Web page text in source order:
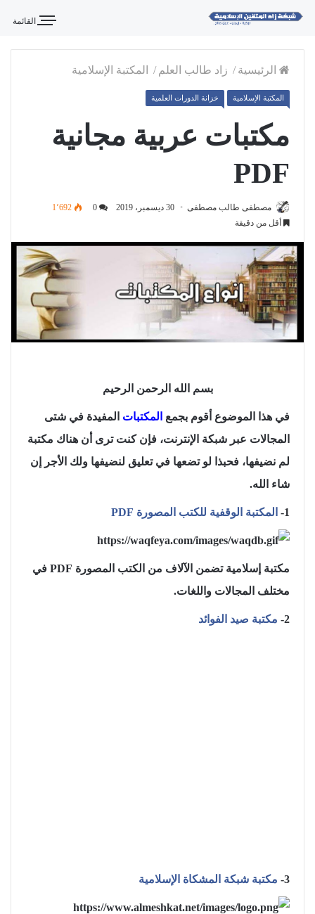
القائمة
الرئيسية / زاد طالب العلم / المكتبة الإسلامية
المكتبة الإسلامية خزانة الدورات العلمية
مكتبات عربية مجانية
PDF
مصطفى طالب مصطفى 30 ديسمبر، 2019
1٬692
أقل من دقيقة
بسم الله الرحمن الرحيم
في هذا الموضوع أقوم بجمع المكتبات المفيدة في شتى
المجالات عبر شبكة الإنترنت، فإن كنت ترى أن هناك مكتبة
لم نضيفها، فحبذا لو تضعها في تعليق لنضيفها ولك الأجر إن
شاء الله.
1- المكتبة الوقفية للكتب المصورة PDF
مكتبة إسلامية تضمن الآلاف من الكتب المصورة PDF في
مختلف المجالات واللغات.
2- مكتبة صيد الفوائد
3- مكتبة شبكة المشكاة الإسلامية